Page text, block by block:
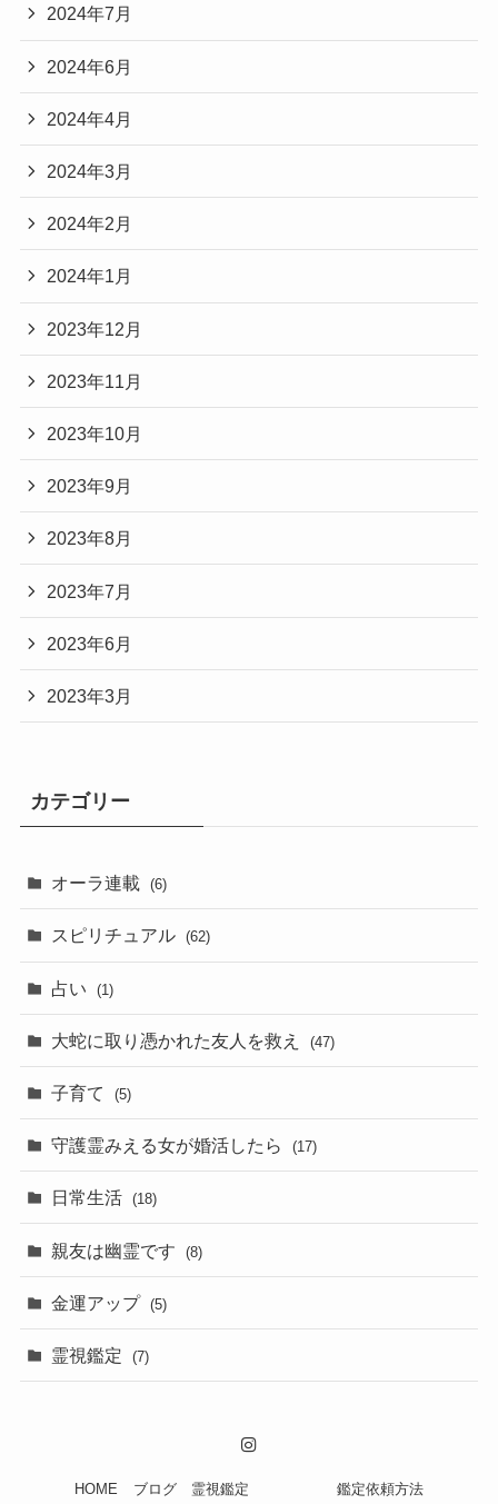
2024年7月
2024年6月
2024年4月
2024年3月
2024年2月
2024年1月
2023年12月
2023年11月
2023年10月
2023年9月
2023年8月
2023年7月
2023年6月
2023年3月
カテゴリー
オーラ連載 (6)
スピリチュアル (62)
占い (1)
大蛇に取り憑かれた友人を救え (47)
子育て (5)
守護霊みえる女が婚活したら (17)
日常生活 (18)
親友は幽霊です (8)
金運アップ (5)
霊視鑑定 (7)
HOME ブログ 霊視鑑定 鑑定依頼方法